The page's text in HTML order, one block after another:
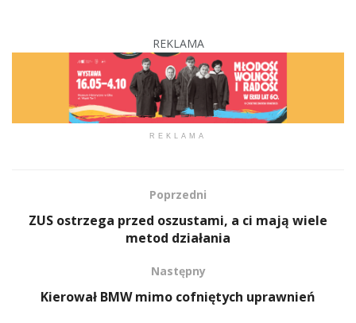
REKLAMA
REKLAMA
Poprzedni
ZUS ostrzega przed oszustami, a ci mają wiele
metod działania
Następny
Kierował BMW mimo cofniętych uprawnień